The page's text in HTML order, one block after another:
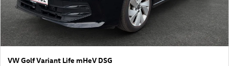
VW Golf Variant Life mHeV DSG